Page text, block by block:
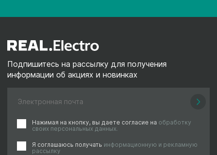
Подпишитесь на рассылку для получения
информации об акциях и новинках
Нажимая на кнопку, вы даете согласие на обработку
своих персональных данных.
Я соглашаюсь получать информационную и рекламную
рассылку